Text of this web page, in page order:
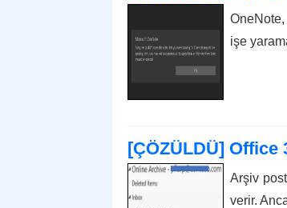
OneNote,
işe
[ÇÖZÜLDÜ] Office
Arşiv
verir.